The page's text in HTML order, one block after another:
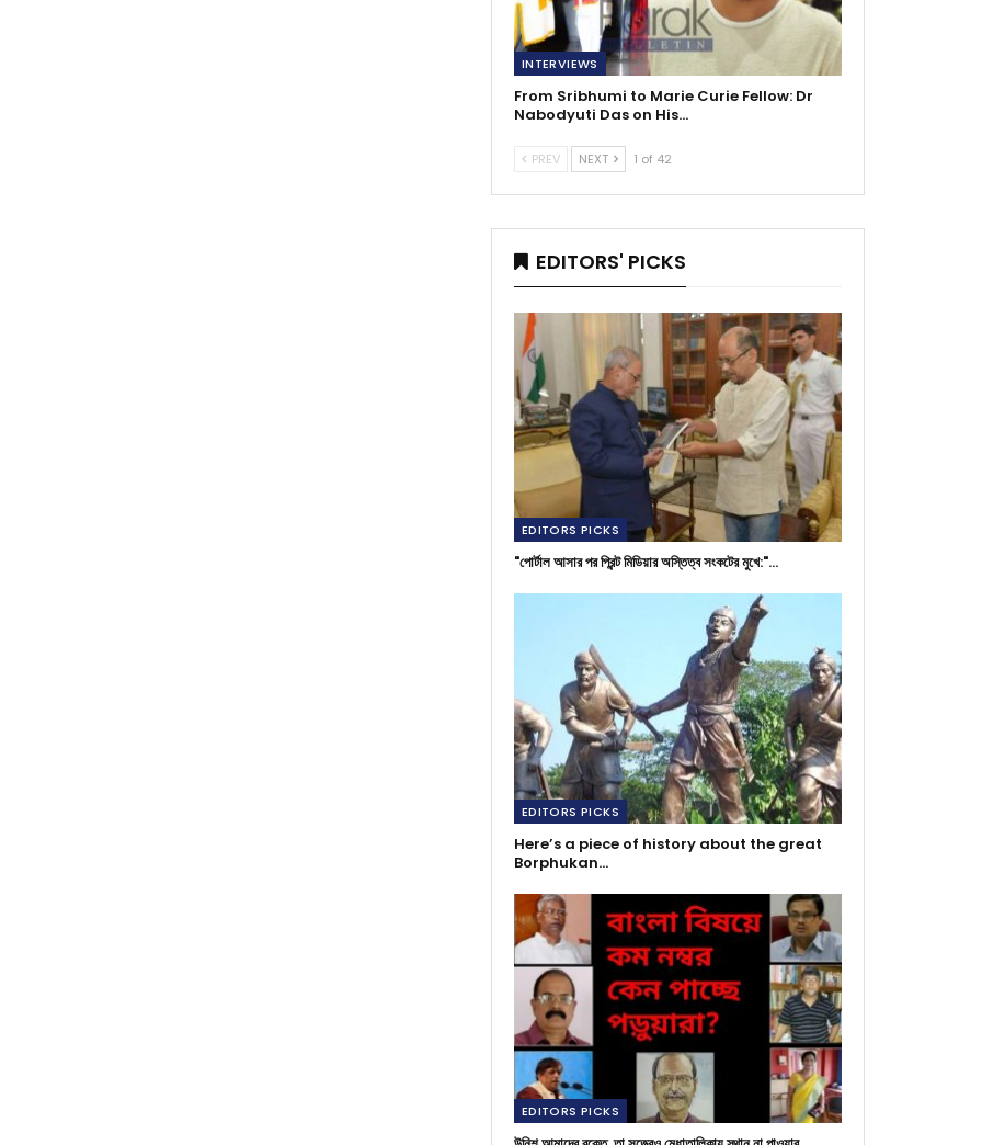
INTERVIEWS
From Sribhumi to Marie Curie Fellow: Dr
Nabodyuti Das on His…
PREV NEXT 1 of 42
EDITORS' PICKS
EDITORS PICKS
"পোর্টাল আসার পর প্রিন্ট মিডিয়ার অস্তিত্ব সংকটের মুখে:"…
EDITORS PICKS
Here’s a piece of history about the great
Borphukan…
EDITORS PICKS